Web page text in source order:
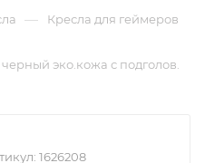
— Кресла для геймеров
эко.кожа с подголов.
1626208